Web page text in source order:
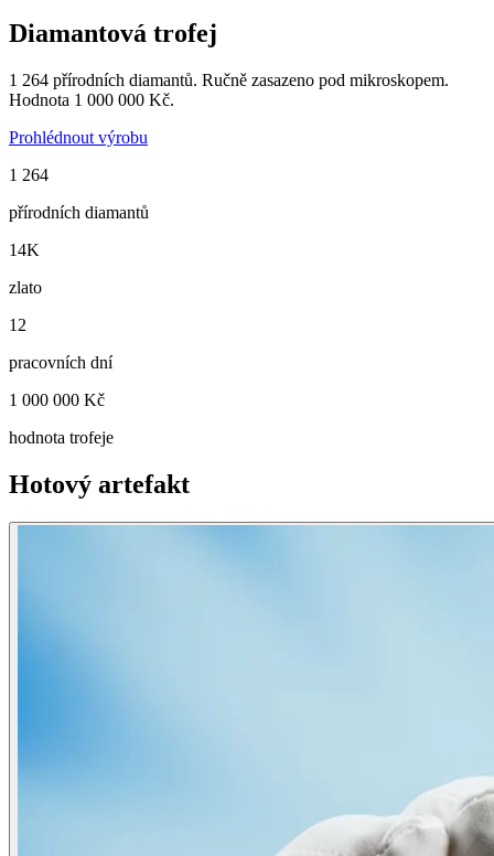
Diamantová trofej
1 264 přírodních diamantů. Ručně zasazeno pod mikroskopem.
Hodnota 1 000 000 Kč.
Prohlédnout výrobu
1 264
přírodních diamantů
14K
zlato
12
pracovních dní
1 000 000 Kč
hodnota trofeje
Hotový artefakt